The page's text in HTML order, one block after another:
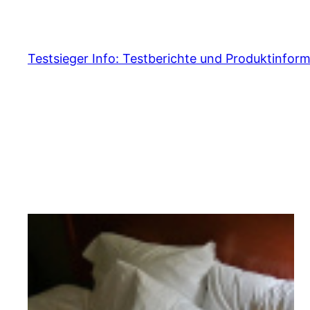
content
Testsieger Info: Testberichte und